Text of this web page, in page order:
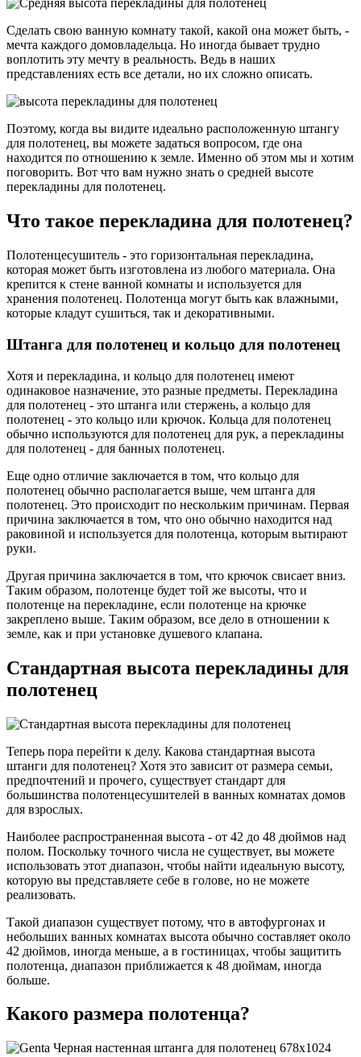
Сделать свою ванную комнату такой, какой она может быть, -
мечта каждого домовладельца. Но иногда бывает трудно
воплотить эту мечту в реальность. Ведь в наших
представлениях есть все детали, но их сложно описать.
Поэтому, когда вы видите идеально расположенную штангу
для полотенец, вы можете задаться вопросом, где она
находится по отношению к земле. Именно об этом мы и хотим
поговорить. Вот что вам нужно знать о средней высоте
перекладины для полотенец.
Что такое перекладина для полотенец?
Полотенцесушитель - это горизонтальная перекладина,
которая может быть изготовлена из любого материала. Она
крепится к стене ванной комнаты и используется для
хранения полотенец. Полотенца могут быть как влажными,
которые кладут сушиться, так и декоративными.
Штанга для полотенец и кольцо для полотенец
Хотя и перекладина, и кольцо для полотенец имеют
одинаковое назначение, это разные предметы. Перекладина
для полотенец - это штанга или стержень, а кольцо для
полотенец - это кольцо или крючок. Кольца для полотенец
обычно используются для полотенец для рук, а перекладины
для полотенец - для банных полотенец.
Еще одно отличие заключается в том, что кольцо для
полотенец обычно располагается выше, чем штанга для
полотенец. Это происходит по нескольким причинам. Первая
причина заключается в том, что оно обычно находится над
раковиной и используется для полотенца, которым вытирают
руки.
Другая причина заключается в том, что крючок свисает вниз.
Таким образом, полотенце будет той же высоты, что и
полотенце на перекладине, если полотенце на крючке
закреплено выше. Таким образом, все дело в отношении к
земле, как и при установке душевого клапана.
Стандартная высота перекладины для
полотенец
Теперь пора перейти к делу. Какова стандартная высота
штанги для полотенец? Хотя это зависит от размера семьи,
предпочтений и прочего, существует стандарт для
большинства полотенцесушителей в ванных комнатах домов
для взрослых.
Наиболее распространенная высота - от 42 до 48 дюймов над
полом. Поскольку точного числа не существует, вы можете
использовать этот диапазон, чтобы найти идеальную высоту,
которую вы представляете себе в голове, но не можете
реализовать.
Такой диапазон существует потому, что в автофургонах и
небольших ванных комнатах высота обычно составляет около
42 дюймов, иногда меньше, а в гостиницах, чтобы защитить
полотенца, диапазон приближается к 48 дюймам, иногда
больше.
Какого размера полотенца?